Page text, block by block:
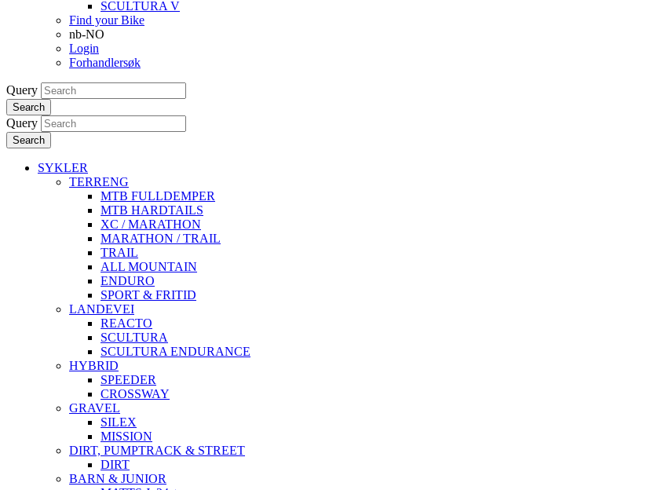
SCULTURA V
Find your Bike
nb-NO
Login
Forhandlersøk
Query
Search
Query
Search
SYKLER
TERRENG
MTB FULLDEMPER
MTB HARDTAILS
XC / MARATHON
MARATHON / TRAIL
TRAIL
ALL MOUNTAIN
ENDURO
SPORT & FRITID
LANDEVEI
REACTO
SCULTURA
SCULTURA ENDURANCE
HYBRID
SPEEDER
CROSSWAY
GRAVEL
SILEX
MISSION
DIRT, PUMPTRACK & STREET
DIRT
BARN & JUNIOR